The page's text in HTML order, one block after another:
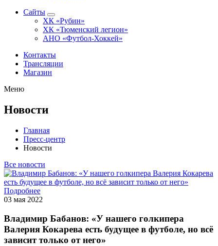
Сайты
ХК «Рубин»
ХК «Тюменский легион»
АНО «Футбол-Хоккей»
Контакты
Трансляции
Магазин
Меню
Новости
Главная
Пресс-центр
Новости
Все новости
Подробнее
03 мая 2022
Владимир Бабанов: «У нашего голкипера
Валерия Кокарева есть будущее в футболе, но всё
зависит только от него»